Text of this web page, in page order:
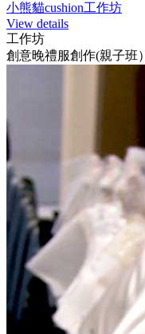
小熊貓cushion工作坊
View details
工作坊
創意晚禮服創作(親子班）